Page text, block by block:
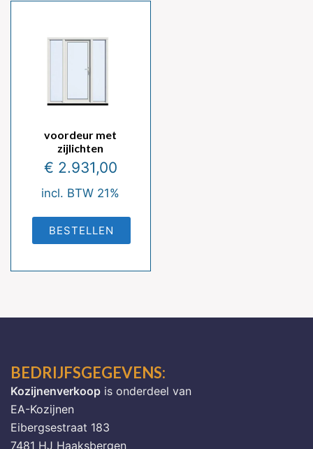
voordeur met
zijlichten
€ 2.931,00
incl. BTW 21%
BESTELLEN
BEDRIJFSGEGEVENS:
Kozijnenverkoop is onderdeel van
EA-Kozijnen
Eibergsestraat 183
7481 HJ Haaksbergen